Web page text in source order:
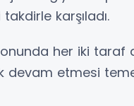
karşıladı.
her iki taraf
devam etmesi